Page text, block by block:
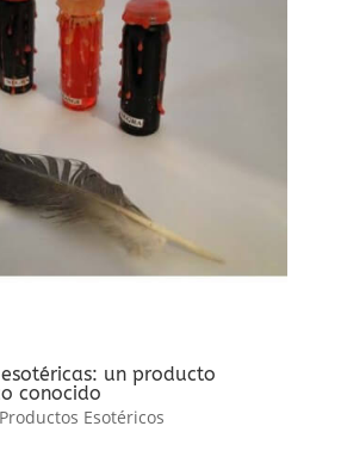
un producto
conocido
Productos Esotéricos